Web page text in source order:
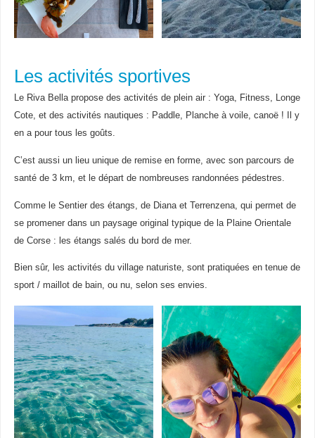
Les activités sportives
Le Riva Bella propose des activités de plein air : Yoga, Fitness, Longe
Cote, et des activités nautiques : Paddle, Planche à voile, canoë ! Il y
en a pour tous les goûts.
C’est aussi un lieu unique de remise en forme, avec son parcours de
santé de 3 km, et le départ de nombreuses randonnées pédestres.
Comme le Sentier des étangs, de Diana et Terrenzena, qui permet de
se promener dans un paysage original typique de la Plaine Orientale
de Corse : les étangs salés du bord de mer.
Bien sûr, les activités du village naturiste, sont pratiquées en tenue de
sport / maillot de bain, ou nu, selon ses envies.